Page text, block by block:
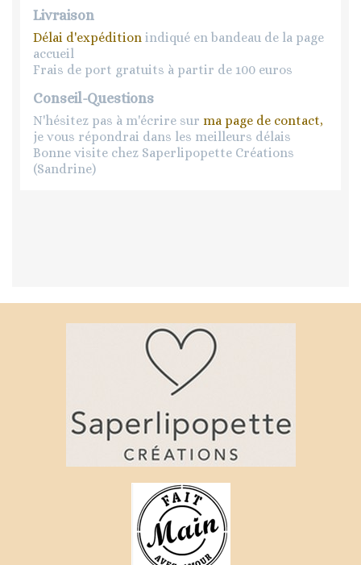
Livraison
Délai d'expédition indiqué en bandeau de la page
accueil
Frais de port gratuits à partir de 100 euros
Conseil-Questions
N'hésitez pas à m'écrire sur ma page de contact,
je vous répondrai dans les meilleurs délais
Bonne visite chez Saperlipopette Créations
(Sandrine)